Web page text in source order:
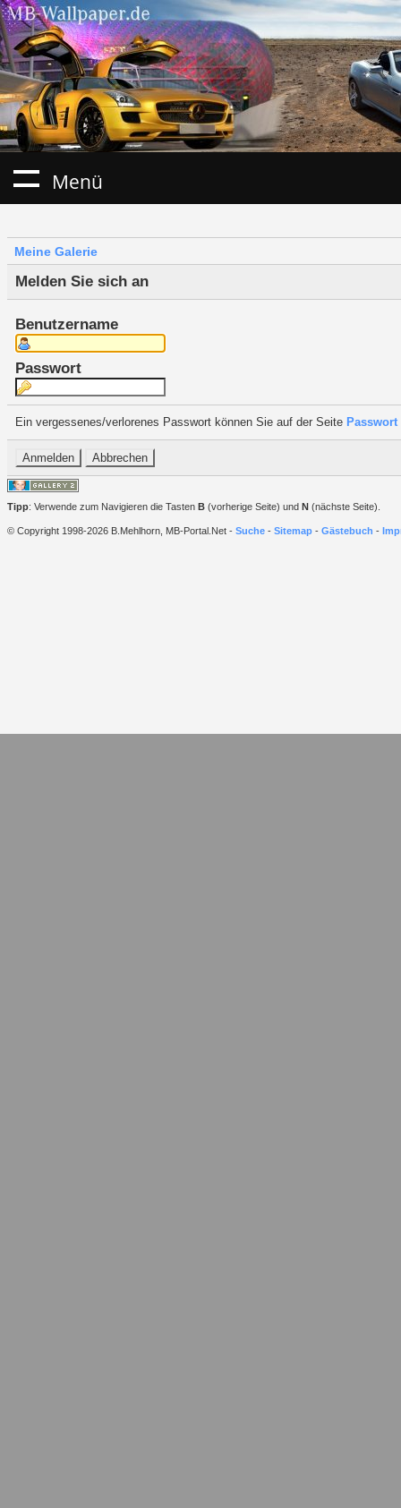
Menü
Meine Galerie
Melden Sie sich an
Benutzername
Passwort
Ein vergessenes/verlorenes Passwort können Sie auf der Seite
Tipp: Verwende zum Navigieren die Tasten B (vorherige Seite) und N (nächste Seite).
© Copyright 1998-2026 B.Mehlhorn, MB-Portal.Net - Suche - Sitemap - Gästebuch -